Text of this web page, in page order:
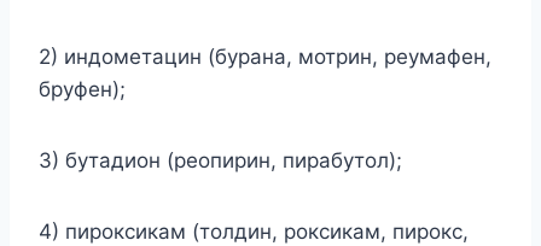
2) индометацин (бурана, мотрин, реумафен,
бруфен);
3) бутадион (реопирин, пирабутол);
4) пироксикам (толдин, роксикам, пирокс,